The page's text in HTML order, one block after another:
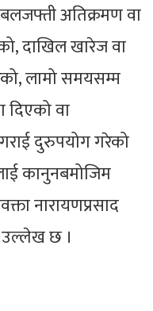
अतिक्रमण वा
दाखिल खारेज वा
लामो समयसम्म
दिएको वा
दुरुपयोग गरेको
कानुनबमोजिम
नारायणप्रसाद
उल्लेख छ ।